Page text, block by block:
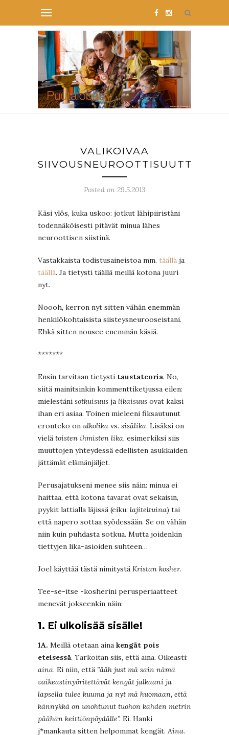
VALIKOIVAA
SIIVOUSNEUROOTTISUUTTA
Posted on 29.5.2013
Käsi ylös, kuka uskoo: jotkut lähipiiristäni
todennäköisesti pitävät minua lähes
neuroottisen siistinä.
Vastakkaista todistusaineistoa mm. täällä ja
täällä. Ja tietysti täällä meillä kotona juuri
nyt.
Noooh, kerron nyt sitten vähän enemmän
henkilökohtaisista siisteysneurooseistani.
Ehkä sitten nousee enemmän käsiä.
*******
Ensin tarvitaan tietysti taustateoria. No,
siitä mainitsinkin kommenttiketjussa eilen:
mielestäni sotkuisuus ja likaisuus ovat kaksi
ihan eri asiaa. Toinen mieleeni fiksautunut
eronteko on ulkolika vs. sisälika. Lisäksi on
vielä toisten ihmisten lika, esimerkiksi siis
muuttojen yhteydessä edellisten asukkaiden
jättämät elämänjäljet.
Perusajatukseni menee siis näin: minua ei
haittaa, että kotona tavarat ovat sekaisin,
pyykit lattialla läjissä (eiku: lajiteltuina) tai
että napero sottaa syödessään. Se on vähän
niin kuin puhdasta sotkua. Mutta joidenkin
tiettyjen lika-asioiden suhteen…
Joel käyttää tästä nimitystä Kristan kosher.
Tee-se-itse -kosherini perusperiaatteet
menevät jokseenkin näin:
1. Ei ulkolisää sisälle!
1A. Meillä otetaan aina kengät pois
eteisessä. Tarkoitan siis, että aina. Oikeasti:
aina. Ei niin, että ”ääh just mä sain nämä
vaikeastinyöritettävät kengät jalkaani ja
lapsella tulee kuuma ja nyt mä huomaan, että
kännykkä on unohtunut tuohon kahden metrin
päähän keittiönpöydälle”. Ei. Hanki
j*mankauta sitten helpommat kengät. Aina.